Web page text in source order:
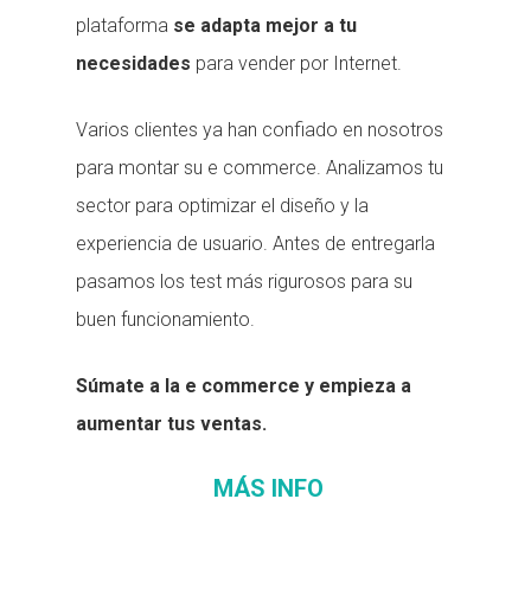
plataforma se adapta mejor a tu
necesidades para vender por Internet.
Varios clientes ya han confiado en nosotros
para montar su e commerce. Analizamos tu
sector para optimizar el diseño y la
experiencia de usuario. Antes de entregarla
pasamos los test más rigurosos para su
buen funcionamiento.
Súmate a la e commerce y empieza a
aumentar tus ventas.
MÁS INFO